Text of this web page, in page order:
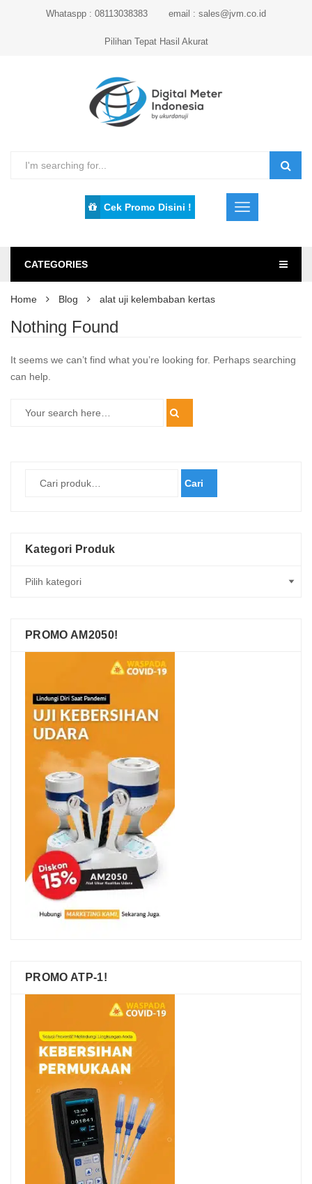
Whataspp : 08113038383 email : sales@jvm.co.id
Pilihan Tepat Hasil Akurat
Cek Promo Disini !
CATEGORIES
Home Blog alat uji kelembaban kertas
Nothing Found
It seems we can’t find what you’re looking for. Perhaps searching
can help.
Cari
Kategori Produk
PROMO AM2050!
PROMO ATP-1!